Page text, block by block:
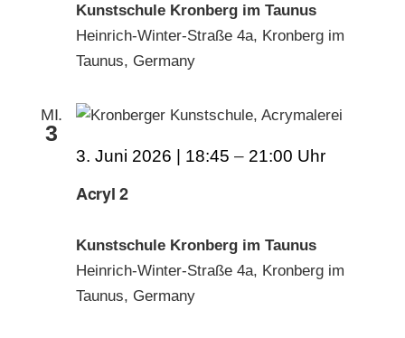
Kunstschule Kronberg im Taunus
Heinrich-Winter-Straße 4a, Kronberg im
Taunus, Germany
MI.
3
Acryl 2
3. Juni 2026 | 18:45 – 21:00
Kunstschule Kronberg im Taunus
Heinrich-Winter-Straße 4a, Kronberg im
Taunus, Germany